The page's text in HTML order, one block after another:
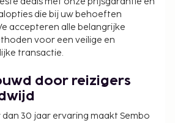
tot 10.00 uur.
ontbijt met lokale gerechten:
voor volwassenen en ca. LKR
per verblijf, plus LKR
schoonmaakkosten
zijn vrijgesteld van toeslagen
die bij uw behoeften
accepteren alle belangrijke
voor een veilige en
transactie.
door reizigers
dan 30 jaar ervaring maakt Sembo